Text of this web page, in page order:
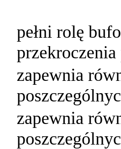
pełni rolę
zapewnia
zapewnia